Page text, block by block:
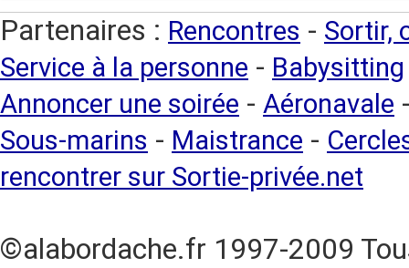
Partenaires : Rencontres - Sortir,
Service à la personne - Babysitting
Annoncer une soirée - Aéronavale
Sous-marins - Maistrance -
rencontrer sur Sortie-privée.net
©alabordache.fr 1997-2009